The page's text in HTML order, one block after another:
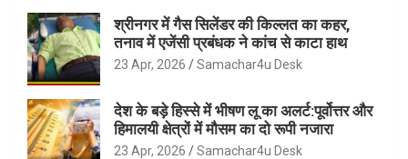
श्रीनगर में गैस सिलेंडर की किल्लत का कहर,
तनाव में एजेंसी प्रबंधक ने कांच से काटा हाथ
23 Apr, 2026 Samachar4u Desk
देश के बड़े हिस्से में भीषण लू का अलर्ट:पूर्वोत्तर और
हिमालयी क्षेत्रों में मौसम का दो रूपी नजारा
23 Apr, 2026 Samachar4u Desk